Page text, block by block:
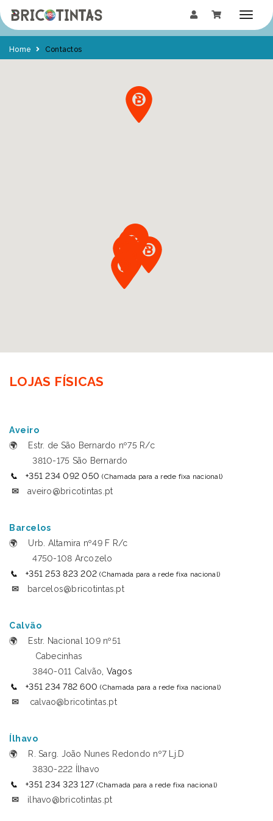
Home Contactos
LOJAS FÍSICAS
Aveiro
🌍
Estr. de São Bernardo nº75 R/c
3810-175 São Bernardo
📞 +351 234 092 050(Chamada para a rede fixa nacional)
✉ aveiro@bricotintas.pt
Barcelos
🌍
Urb. Altamira nº49 F R/c
4750-108 Arcozelo
📞 +351 253 823 202(Chamada para a rede fixa nacional)
✉ barcelos@bricotintas.pt
Calvão
🌍
Estr. Nacional 109 nº51
Cabecinhas
3840-011 Calvão , Vagos
📞 +351 234 782 600(Chamada para a rede fixa nacional)
✉ calvao@bricotintas.pt
Ílhavo
🌍
R. Sarg. João Nunes Redondo nº7 Lj.D
3830-222 Ílhavo
📞 +351 234 323 127(Chamada para a rede fixa nacional)
✉ ilhavo@bricotintas.pt